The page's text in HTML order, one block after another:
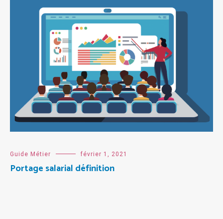
Guide Métier février 1, 2021
Portage salarial définition